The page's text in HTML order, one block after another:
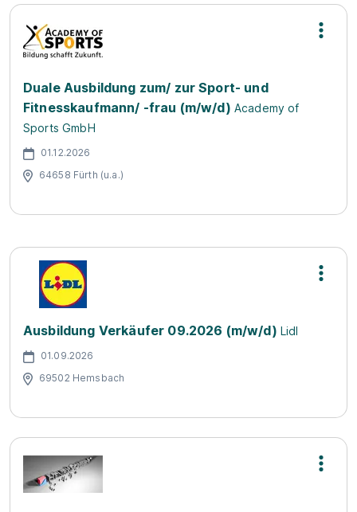
Duale Ausbildung zum/ zur Sport- und
Fitnesskaufmann/ -frau (m/w/d) Academy of
Sports GmbH
01.12.2026
64658 Fürth (u.a.)
Ausbildung Verkäufer 09.2026 (m/w/d) Lidl
01.09.2026
69502 Hemsbach